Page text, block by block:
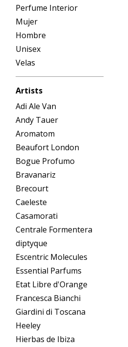
Perfume Interior
Mujer
Hombre
Unisex
Velas
Artists
Adi Ale Van
Andy Tauer
Aromatom
Beaufort London
Bogue Profumo
Bravanariz
Brecourt
Caeleste
Casamorati
Centrale Formentera
diptyque
Escentric Molecules
Essential Parfums
Etat Libre d'Orange
Francesca Bianchi
Giardini di Toscana
Heeley
Hierbas de Ibiza